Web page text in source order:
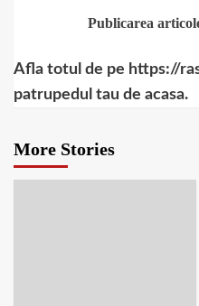
Publicarea
Afla totul de pe https://
patrupedul tau de acasa.
More Stories